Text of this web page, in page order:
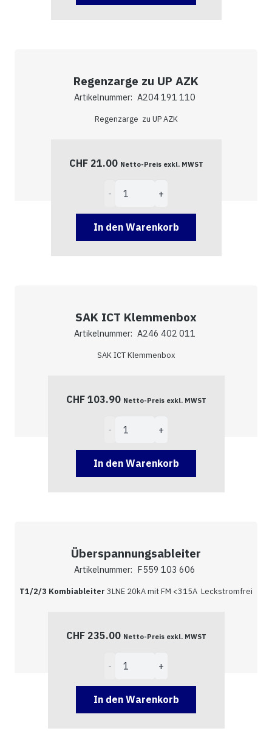
AZK
Regenzarge zu UP AZK
Artikelnummer: A204 191 110
Regenzarge zu UP AZK
CHF21.00 Netto-Preis exkl. MWST
Regenzarge
UP
AZK
In den Warenkorb
SAK ICT Klemmenbox
Artikelnummer: A246 402 011
SAK ICT Klemmenbox
CHF103.90 Netto-Preis exkl. MWST
Klemmenbox
Menge
In den Warenkorb
Überspannungsableiter
Artikelnummer: F559 103 606
T1/2/3 Kombiableiter 3LNE 20kA mit FM <315A Leckstromfrei
CHF235.00 Netto-Preis exkl. MWST
Überspannungsableiter
In den Warenkorb